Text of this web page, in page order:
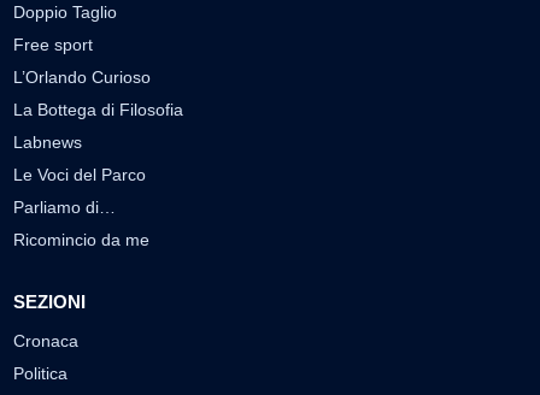
Doppio Taglio
Free sport
L’Orlando Curioso
La Bottega di Filosofia
Labnews
Le Voci del Parco
Parliamo di…
Ricomincio da me
SEZIONI
Cronaca
Politica